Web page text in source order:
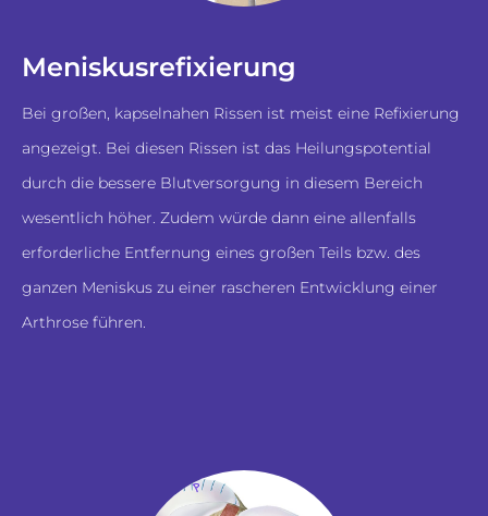
Meniskusrefixierung
Bei großen, kapselnahen Rissen ist meist eine Refixierung
angezeigt. Bei diesen Rissen ist das Heilungspotential
durch die bessere Blutversorgung in diesem Bereich
wesentlich höher. Zudem würde dann eine allenfalls
erforderliche Entfernung eines großen Teils bzw. des
ganzen Meniskus zu einer rascheren Entwicklung einer
Arthrose führen.